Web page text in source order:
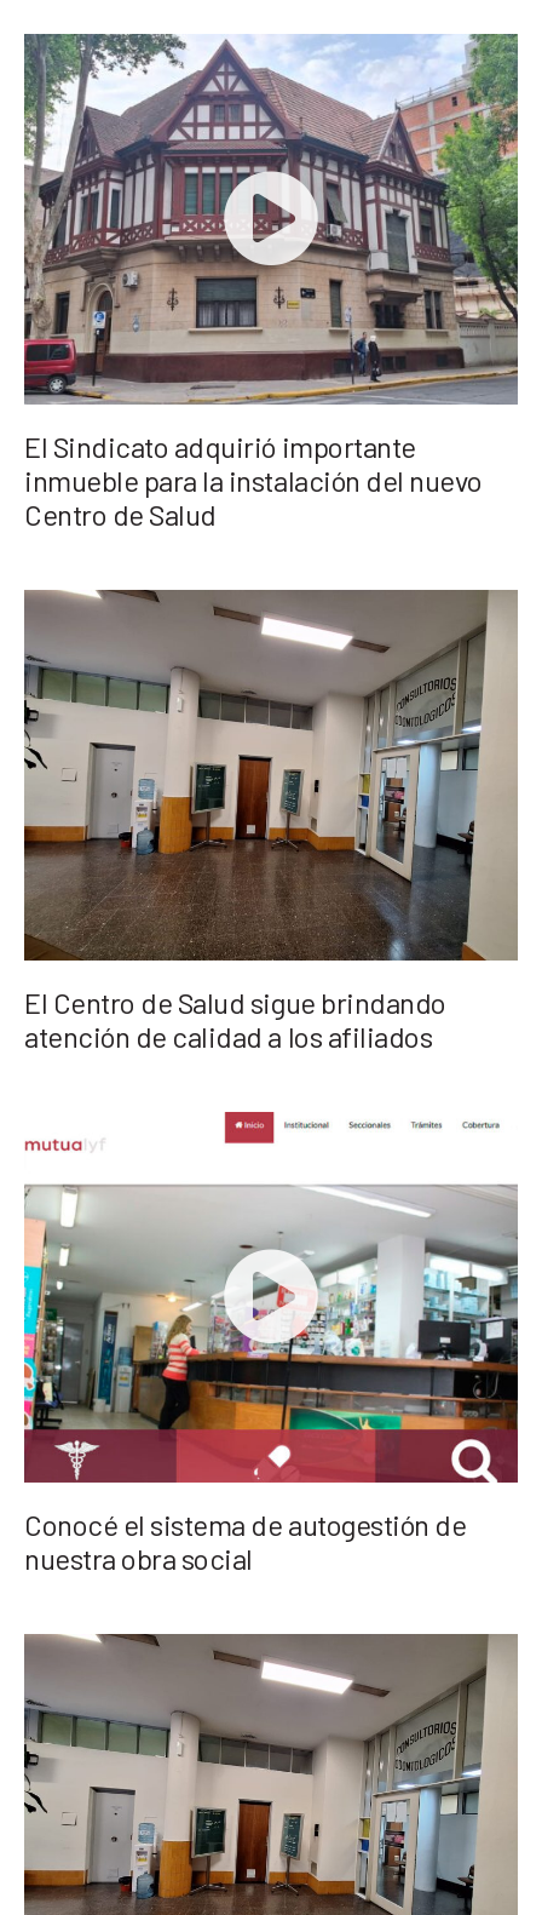
El Sindicato adquirió importante
inmueble para la instalación del nuevo
Centro de Salud
El Centro de Salud sigue brindando
atención de calidad a los afiliados
Conocé el sistema de autogestión de
nuestra obra social